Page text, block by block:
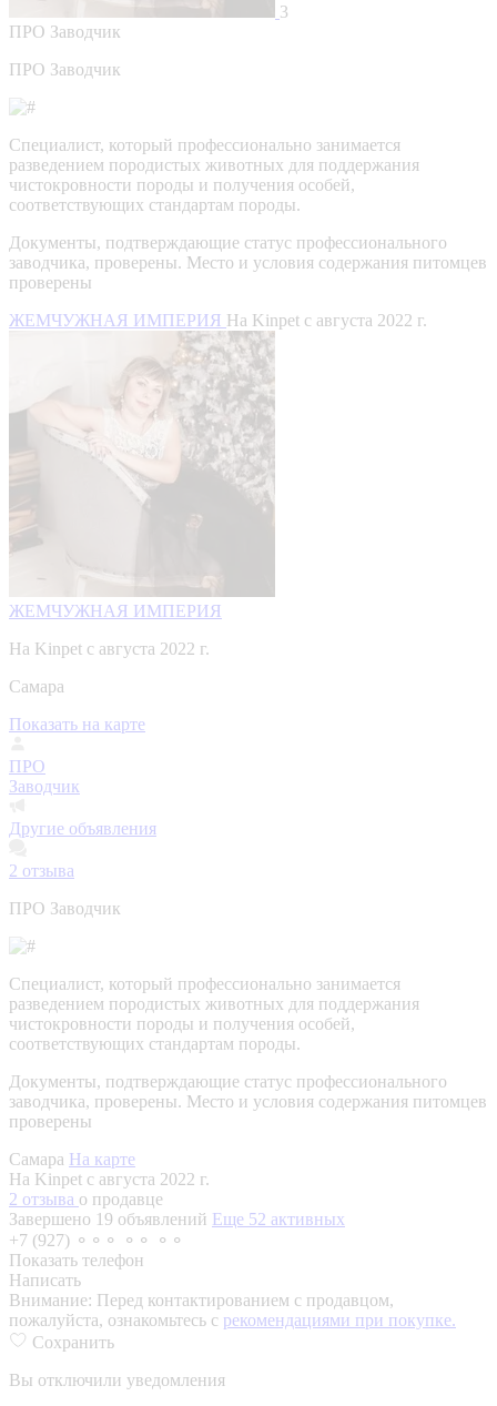
3
ПРО Заводчик
ПРО Заводчик
Специалист, который профессионально занимается
разведением породистых животных для поддержания
чистокровности породы и получения особей,
соответствующих стандартам породы.
Документы, подтверждающие статус профессионального
заводчика, проверены. Место и условия содержания питомцев
проверены
ЖЕМЧУЖНАЯ ИМПЕРИЯ На Kinpet c августа 2022 г.
ЖЕМЧУЖНАЯ ИМПЕРИЯ
На Kinpet c августа 2022 г.
Самара
Показать на карте
ПРО
Заводчик
Другие объявления
2 отзыва
ПРО Заводчик
Специалист, который профессионально занимается
разведением породистых животных для поддержания
чистокровности породы и получения особей,
соответствующих стандартам породы.
Документы, подтверждающие статус профессионального
заводчика, проверены. Место и условия содержания питомцев
проверены
Самара На карте
На Kinpet c августа 2022 г.
2 отзыва о продавце
Завершено 19 объявлений Еще 52 активных
+7 (927) ⚬⚬⚬ ⚬⚬ ⚬⚬
Показать телефон
Написать
Внимание: Перед контактированием с продавцом,
пожалуйста, ознакомьтесь с рекомендациями при покупке.
Сохранить
Вы отключили уведомления